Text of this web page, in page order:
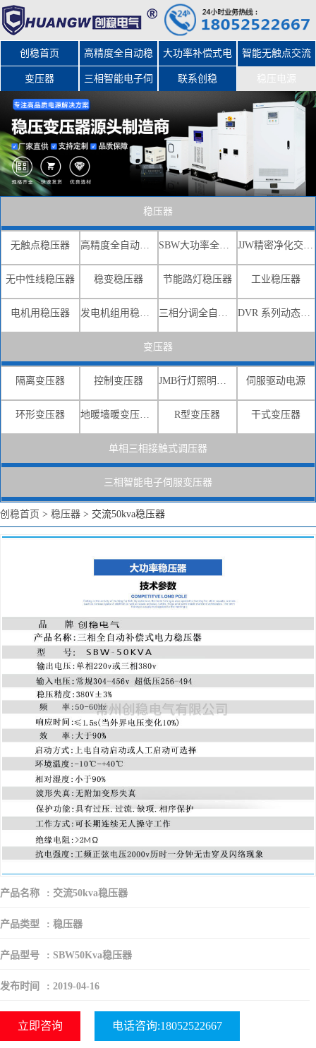
创稳首页 高精度全自动稳
压器
大功率补偿式电
力稳压器
智能无触点交流
变压器 三相智能电子伺 联系创稳
稳压器
无触点稳压器 高精度全自动交流稳压器 SBW大功率全自动补偿式电力稳压器 JJW精密净化交流稳压电源
无中性线稳压器 稳变稳压器 节能路灯稳压器 工业稳压器
电机用稳压器 发电机组用稳压器 三相分调全自动补偿式电力稳压器 DVR 系列动态电压恢复器
变压器
隔离变压器 控制变压器 JMB行灯照明变压器 伺服驱动电源
环形变压器 地暖墙暖变压器电源 R型变压器 干式变压器
单相三相接触式调压器
三相智能电子伺服变压器
创稳首页 > 稳压器 > 交流50kva稳压器
产品名称 : 交流50kva稳压器
产品类型 : 稳压器
产品型号 : SBW50Kva稳压器
发布时间 : 2019-04-16
立即咨询 电话咨询:18052522667